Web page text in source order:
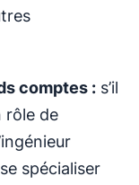
comptes : s’il
rôle de
spécialiser